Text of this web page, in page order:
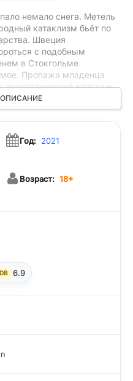
немало снега. Метель
катаклизм бьёт по
Швеция
с подобным
в Стокгольме
Пропажа младенца
власти и
не представляют, что
опытная
с ребёнком и
родителей.
ОПИСАНИЕ
Год: 2021
Возраст: 18+
6.9